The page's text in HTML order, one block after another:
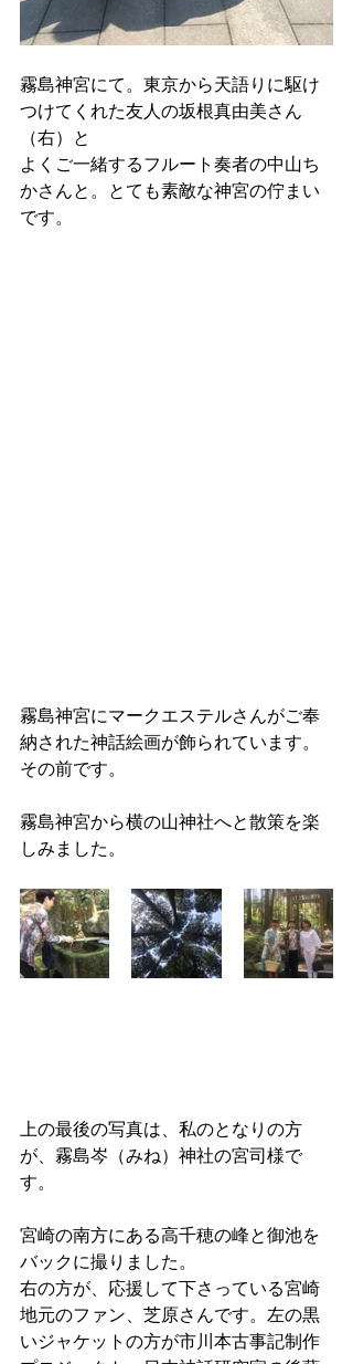
霧島神宮にて。東京から天語りに駆け
つけてくれた友人の坂根真由美さん
（右）と
よくご一緒するフルート奏者の中山ち
かさんと。とても素敵な神宮の佇まい
です。
霧島神宮にマークエステルさんがご奉
納された神話絵画が飾られています。
その前です。
霧島神宮から横の山神社へと散策を楽
しみました。
上の最後の写真は、私のとなりの方
が、霧島岑（みね）神社の宮司様で
す。
宮崎の南方にある高千穂の峰と御池を
バックに撮りました。
右の方が、応援して下さっている宮崎
地元のファン、芝原さんです。左の黒
いジャケットの方が市川本古事記制作